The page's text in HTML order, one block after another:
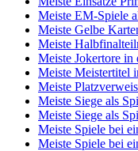
Meiste EM-Spiele
Meiste Gelbe
Meiste
Meiste Jokertore in
Meiste Meistertitel
Meiste
Meiste Siege als
Meiste Siege als
Meiste Spiele bei
Meiste Spiele bei